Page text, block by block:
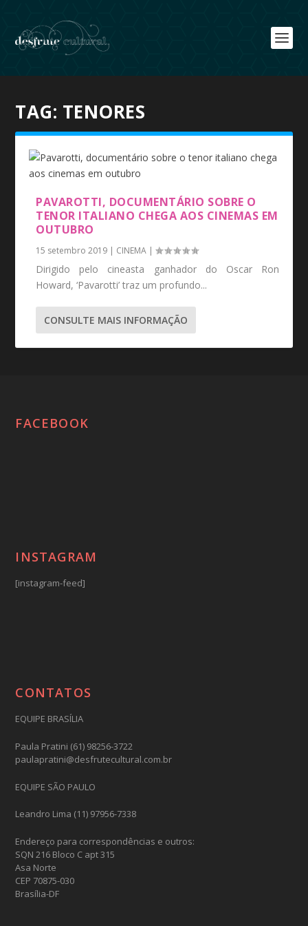
TAG: TENORES
PAVAROTTI, DOCUMENTÁRIO SOBRE O
TENOR ITALIANO CHEGA AOS CINEMAS EM
OUTUBRO
15 setembro 2019 | CINEMA |
Dirigido pelo cineasta ganhador do Oscar Ron
Howard, ‘Pavarotti’ traz um profundo...
CONSULTE MAIS INFORMAÇÃO
FACEBOOK
INSTAGRAM
[instagram-feed]
CONTATOS
EQUIPE BRASÍLIA
Paula Pratini (61) 98256-3722
paulapratini@desfrutecultural.com.br
EQUIPE SÃO PAULO
Leandro Lima (11) 97956-7338
Endereço para correspondências e outros:
SQN 216 Bloco C apt 315
Asa Norte
CEP 70875-030
Brasília-DF